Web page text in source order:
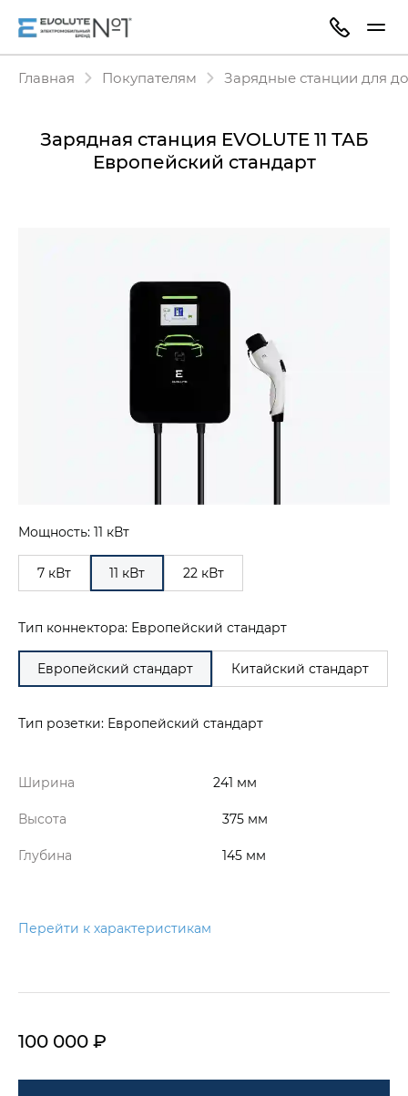
Главная Покупателям Зарядные станции для
Зарядная станция EVOLUTE 11 ТАБ
Европейский стандарт
Мощность: 11 кВт
7 кВт 11 кВт 22 кВт
Тип коннектора: Европейский стандарт
Европейский стандарт Китайский стандарт
Тип розетки: Европейский стандарт
Ширина 241 мм
Высота 375 мм
Глубина 145 мм
Перейти к характеристикам
100 000 ₽